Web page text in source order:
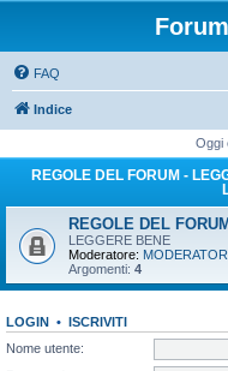
FAQ
Indice
Oggi
REGOLE DEL FORUM -
REGOLE DEL FORUM
LEGGERE BENE
Moderatore:
Argomenti: 4
LOGIN • ISCRIVITI
Nome utente: